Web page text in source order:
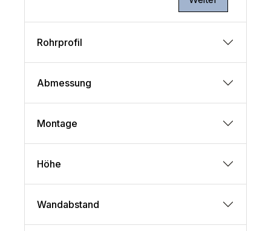
Rohrprofil
Abmessung
Montage
Höhe
Wandabstand